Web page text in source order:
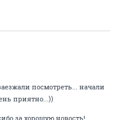
посмотреть... начали
приятно...))
за хорошую новость!